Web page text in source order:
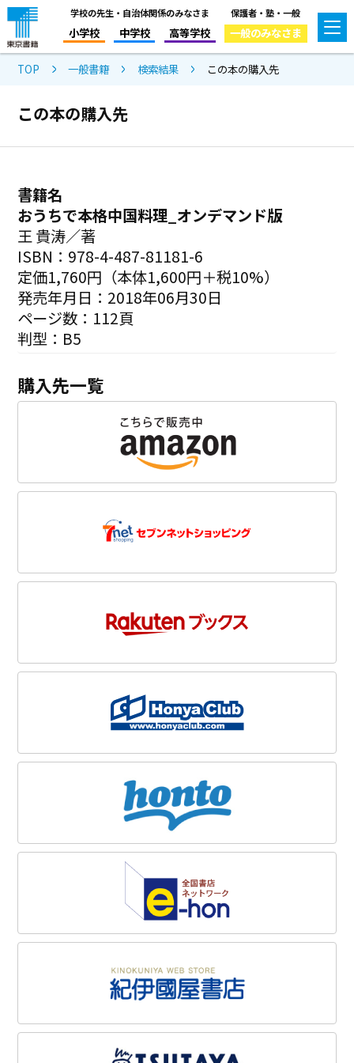
学校の先生・自治体関係のみなさま
小学校 中学校 高等学校
保護者・塾・一般
一般のみなさま
TOP 一般書籍 検索結果 この本の購入先
この本の購入先
書籍名
おうちで本格中国料理_オンデマンド版
王 貴涛／著
ISBN：978-4-487-81181-6
定価1,760円（本体1,600円＋税10%）
発売年月日：2018年06月30日
ページ数：112頁
判型：B5
購入先一覧